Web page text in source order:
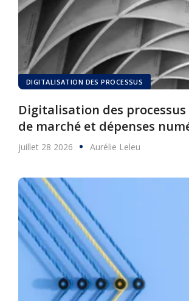
DIGITALISATION DES PROCESSUS
Digitalisation des processus
de marché et dépenses
à 2030
juillet 28 2026 Aurélie Leleu